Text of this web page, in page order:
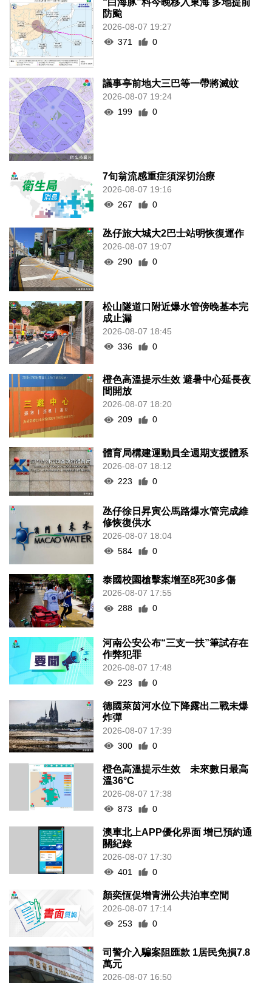
防颱
2026-08-07 19:27
371
0
議事亭前地大三巴等一帶將滅蚊
2026-08-07 19:24
199
0
7旬翁流感重症須深切治療
2026-08-07 19:16
267
0
氹仔旅大城大2巴士站明恢復運作
2026-08-07 19:07
290
0
松山隧道口附近爆水管傍晚基本完
成止漏
2026-08-07 18:45
336
0
橙色高溫提示生效 避暑中心延長夜
間開放
2026-08-07 18:20
209
0
體育局構建運動員全週期支援體系
2026-08-07 18:12
223
0
氹仔徐日昇寅公馬路爆水管完成維
修恢復供水
2026-08-07 18:04
584
0
泰國校園槍擊案增至8死30多傷
2026-08-07 17:55
288
0
河南公安公布“三支一扶”筆試存在
作弊犯罪
2026-08-07 17:48
223
0
德國萊茵河水位下降露出二戰未爆
炸彈
2026-08-07 17:39
300
0
橙色高溫提示生效 未來數日最高
溫36°C
2026-08-07 17:38
873
0
澳車北上APP優化界面 增已預約通
關紀錄
2026-08-07 17:30
401
0
顏奕恆促增青洲公共泊車空間
2026-08-07 17:14
253
0
司警介入騙案阻匯款 1居民免損7.8
萬元
2026-08-07 16:50